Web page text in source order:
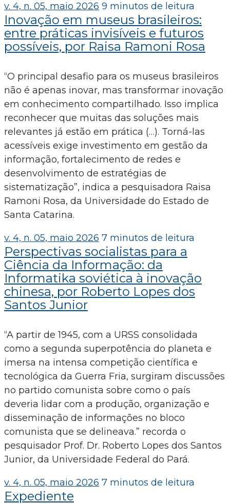
v. 4, n. 05, maio 2026 9 minutos de leitura
Inovação em museus brasileiros:
entre práticas invisíveis e futuros
possíveis, por Raisa Ramoni Rosa
“O principal desafio para os museus brasileiros
não é apenas inovar, mas transformar inovação
em conhecimento compartilhado. Isso implica
reconhecer que muitas das soluções mais
relevantes já estão em prática (…). Torná-las
acessíveis exige investimento em gestão da
informação, fortalecimento de redes e
desenvolvimento de estratégias de
sistematização”, indica a pesquisadora Raisa
Ramoni Rosa, da Universidade do Estado de
Santa Catarina.
v. 4, n. 05, maio 2026 7 minutos de leitura
Perspectivas socialistas para a
Ciência da Informação: da
Informatika soviética à inovação
chinesa, por Roberto Lopes dos
Santos Junior
“A partir de 1945, com a URSS consolidada
como a segunda superpotência do planeta e
imersa na intensa competição científica e
tecnológica da Guerra Fria, surgiram discussões
no partido comunista sobre como o país
deveria lidar com a produção, organização e
disseminação de informações no bloco
comunista que se delineava.” recorda o
pesquisador Prof. Dr. Roberto Lopes dos Santos
Junior, da Universidade Federal do Pará.
v. 4, n. 05, maio 2026 7 minutos de leitura
Expediente